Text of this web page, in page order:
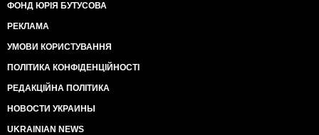
ФОНД ЮРІЯ БУТУСОВА
РЕКЛАМА
УМОВИ КОРИСТУВАННЯ
ПОЛІТИКА КОНФІДЕНЦІЙНОСТІ
РЕДАКЦІЙНА ПОЛІТИКА
НОВОСТИ УКРАИНЫ
UKRAINIAN NEWS